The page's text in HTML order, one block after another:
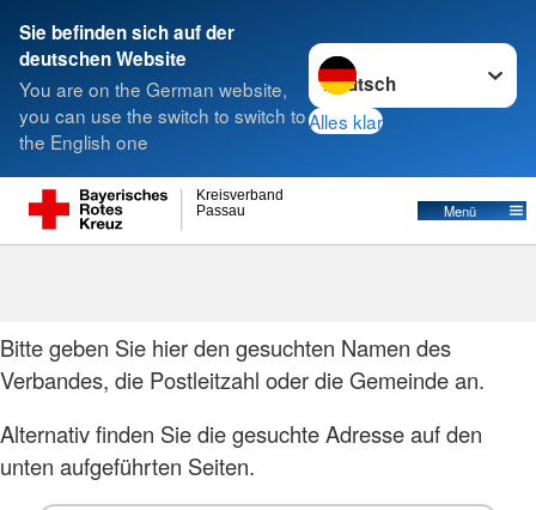
Sie befinden sich auf der
deutschen Website
You are on the German website,
you can use the switch to switch to
the English one
Sprache wechseln zu
Alles klar
Passau
Kreisverband
Menü
Suche
Bitte geben Sie hier den gesuchten Namen des
Verbandes, die Postleitzahl oder die Gemeinde an.
Alternativ finden Sie die gesuchte Adresse auf den
unten aufgeführten Seiten.